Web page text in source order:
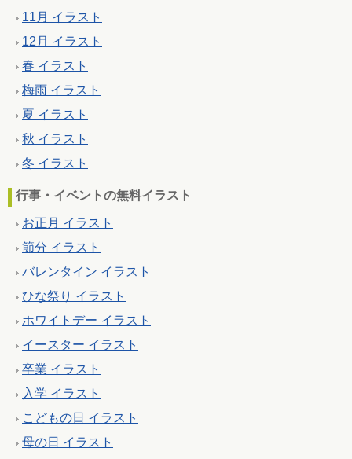
11月 イラスト
12月 イラスト
春 イラスト
梅雨 イラスト
夏 イラスト
秋 イラスト
冬 イラスト
行事・イベントの無料イラスト
お正月 イラスト
節分 イラスト
バレンタイン イラスト
ひな祭り イラスト
ホワイトデー イラスト
イースター イラスト
卒業 イラスト
入学 イラスト
こどもの日 イラスト
母の日 イラスト